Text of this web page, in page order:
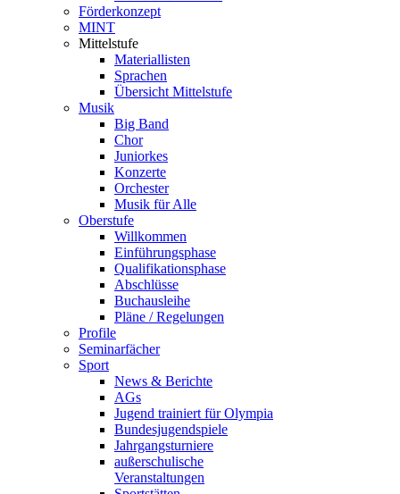
Förderkonzept
MINT
Mittelstufe
Materiallisten
Sprachen
Übersicht Mittelstufe
Musik
Big Band
Chor
Juniorkes
Konzerte
Orchester
Musik für Alle
Oberstufe
Willkommen
Einführungsphase
Qualifikationsphase
Abschlüsse
Buchausleihe
Pläne / Regelungen
Profile
Seminarfächer
Sport
News & Berichte
AGs
Jugend trainiert für Olympia
Bundesjugendspiele
Jahrgangsturniere
außerschulische
Veranstaltungen